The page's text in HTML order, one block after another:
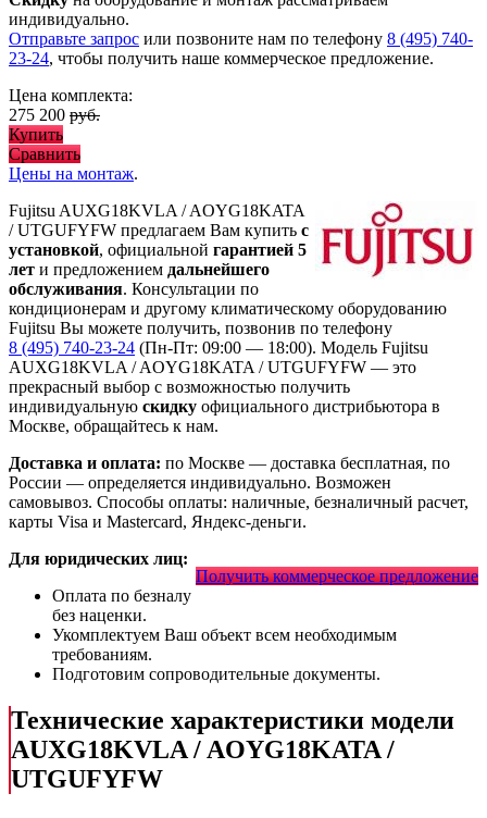
индивидуально.
Отправьте запрос или позвоните нам по телефону 8 (495) 740-
23-24, чтобы получить наше коммерческое предложение.
Цена комплекта:
275 200 руб.
Купить
Сравнить
Цены на монтаж.
Fujitsu AUXG18KVLA / AOYG18KATA
/ UTGUFYFW предлагаем Вам купить с
установкой, официальной гарантией 5
лет и предложением дальнейшего
обслуживания. Консультации по
кондиционерам и другому климатическому оборудованию
Fujitsu Вы можете получить, позвонив по телефону
8 (495) 740-23-24 (Пн-Пт: 09:00 — 18:00). Модель Fujitsu
AUXG18KVLA / AOYG18KATA / UTGUFYFW — это
прекрасный выбор с возможностью получить
индивидуальную скидку официального дистрибьютора в
Москве, обращайтесь к нам.
Доставка и оплата: по Москве — доставка бесплатная, по
России — определяется индивидуально. Возможен
самовывоз. Способы оплаты: наличные, безналичный расчет,
карты Visa и Mastercard, Яндекс-деньги.
Получить коммерческое предложение
Для юридических лиц:
Оплата по безналу
без наценки.
Укомплектуем Ваш объект всем необходимым
требованиям.
Подготовим сопроводительные документы.
Технические характеристики модели
AUXG18KVLA / AOYG18KATA /
UTGUFYFW